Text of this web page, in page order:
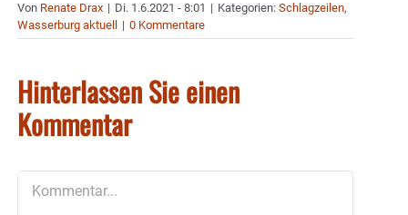
Von Renate Drax | Di. 1.6.2021 - 8:01 | Kategorien: Schlagzeilen,
Wasserburg aktuell
| 0 Kommentare
Hinterlassen Sie einen
Kommentar